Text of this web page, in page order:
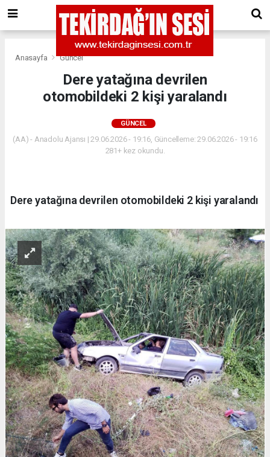
Anasayfa Güncel
Dere yatağına devrilen
otomobildeki 2 kişi yaralandı
GÜNCEL
(AA) - Anadolu Ajansı | 29.06.2026 - 19:16, Güncelleme: 29.06.2026 - 19:16
281+ kez okundu.
Dere yatağına devrilen otomobildeki 2 kişi yaralandı